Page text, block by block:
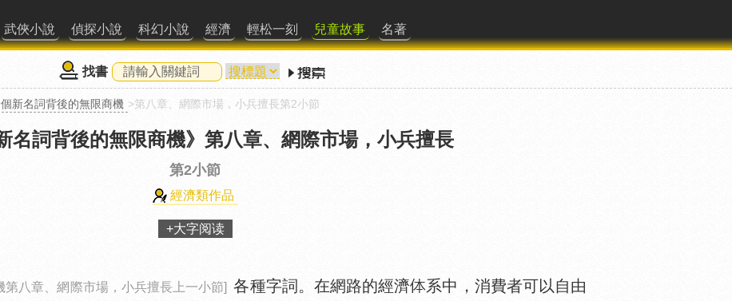
武俠小說 偵探小說 科幻小說 經濟 輕松一刻 兒童故事 名著
找書
新名詞背後的無限商機 >第八章、網際市場，小兵擅長第2小節
名詞背後的無限商機》 第八章、網際市場，小兵擅長
第2小節
經濟類作品
+大字阅读
八章、網際市場，小兵擅長上一小節] 各種字詞。在網路的經濟
系中，消費者可以自由